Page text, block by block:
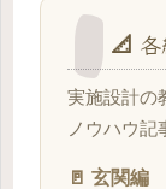
📐
実施設計の
ノウハウ記
🚪 玄関編